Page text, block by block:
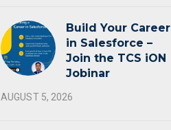
Build Your Career
in Salesforce –
Join the TCS iON
Jobinar
AUGUST 5, 2026